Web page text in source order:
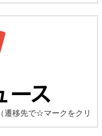
（遷移先で☆マークをクリ